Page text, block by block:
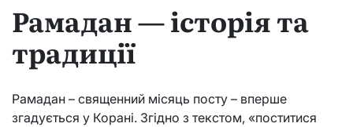
Рамадан — історія та
традиції
Рамадан – священний місяць посту – вперше
згадується у Корані. Згідно з текстом, «поститися